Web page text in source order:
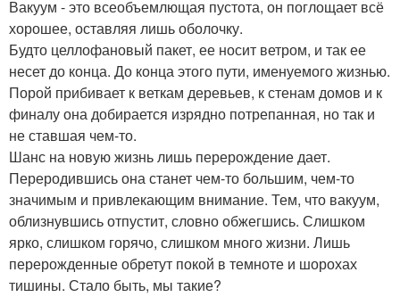
Вакуум - это всеобъемлющая пустота, он поглощает всё
хорошее, оставляя лишь оболочку.
Будто целлофановый пакет, ее носит ветром, и так ее
несет до конца. До конца этого пути, именуемого жизнью.
Порой прибивает к веткам деревьев, к стенам домов и к
финалу она добирается изрядно потрепанная, но так и
не ставшая чем-то.
Шанс на новую жизнь лишь перерождение дает.
Переродившись она станет чем-то большим, чем-то
значимым и привлекающим внимание. Тем, что вакуум,
облизнувшись отпустит, словно обжегшись. Слишком
ярко, слишком горячо, слишком много жизни. Лишь
перерожденные обретут покой в темноте и шорохах
тишины. Стало быть, мы такие?